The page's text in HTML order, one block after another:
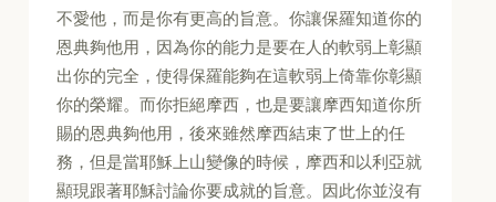
不愛他，而是你有更高的旨意。你讓保羅知道你的
恩典夠他用，因為你的能力是要在人的軟弱上彰顯
出你的完全，使得保羅能夠在這軟弱上倚靠你彰顯
你的榮耀。而你拒絕摩西，也是要讓摩西知道你所
賜的恩典夠他用，後來雖然摩西結束了世上的任
務，但是當耶穌上山變像的時候，摩西和以利亞就
顯現跟著耶穌討論你要成就的旨意。因此你並沒有